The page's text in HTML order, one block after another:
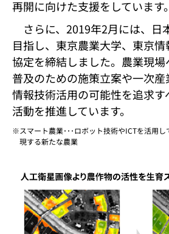
再開に向けた支援をしています。
さらに、2019年2月には、日
目指し、東京農業大学、東京
協定を締結しました。農業現
普及のための施策立案や一次
情報技術活用の可能性を追求
活動を推進しています。
スマート農業･･･ロボット技術やICTを活用
現する新たな農業